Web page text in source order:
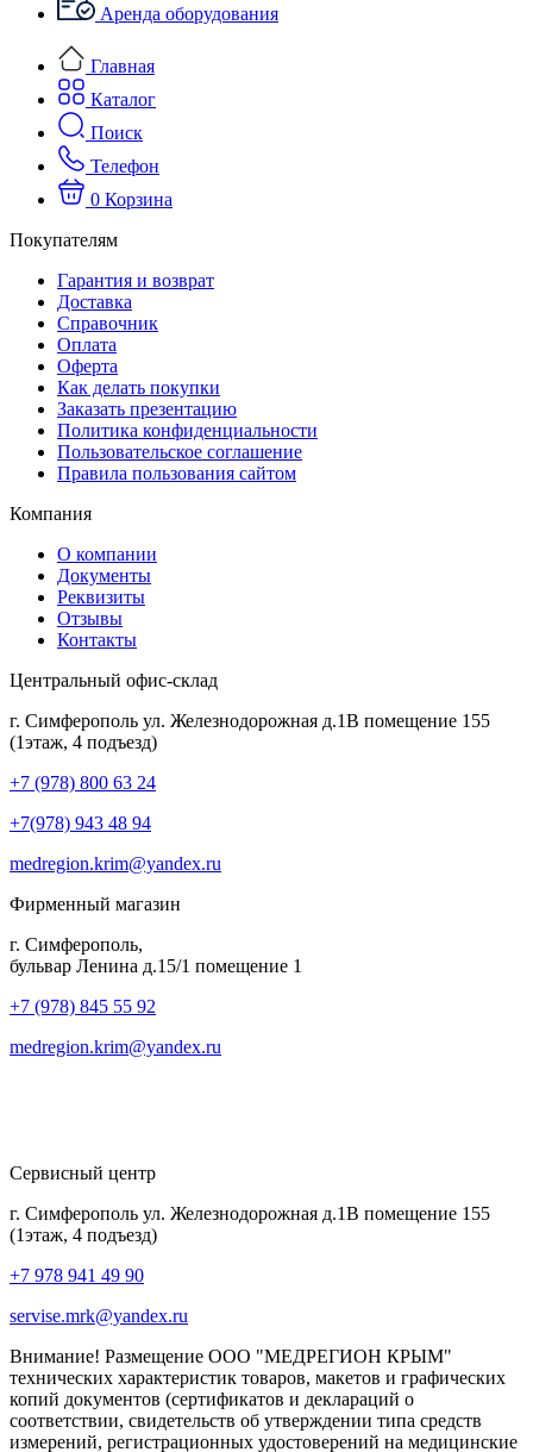
Аренда оборудования
Главная
Каталог
Поиск
Телефон
0 Корзина
Покупателям
Гарантия и возврат
Доставка
Справочник
Оплата
Оферта
Как делать покупки
Заказать презентацию
Политика конфиденциальности
Пользовательское соглашение
Правила пользования сайтом
Компания
О компании
Документы
Реквизиты
Отзывы
Контакты
Центральный офис-склад
г. Симферополь ул. Железнодорожная д.1В помещение 155
(1этаж, 4 подъезд)
+7 (978) 800 63 24
+7(978) 943 48 94
medregion.krim@yandex.ru
Фирменный магазин
г. Симферополь,
бульвар Ленина д.15/1 помещение 1
+7 (978) 845 55 92
medregion.krim@yandex.ru
Сервисный центр
г. Симферополь ул. Железнодорожная д.1В помещение 155
(1этаж, 4 подъезд)
+7 978 941 49 90
servise.mrk@yandex.ru
Внимание! Размещение ООО "МЕДРЕГИОН КРЫМ"
технических характеристик товаров, макетов и графических
копий документов (сертификатов и деклараций о
соответствии, свидетельств об утверждении типа средств
измерений, регистрационных удостоверений на медицинские